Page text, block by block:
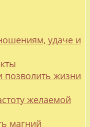
удаче и
позволить жизни
желаемой
магний